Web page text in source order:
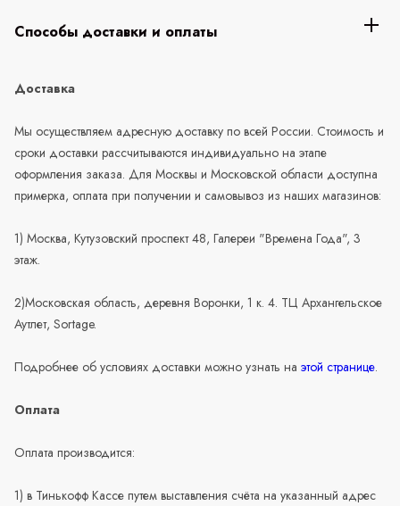
Способы доставки и оплаты
Доставка
Мы осуществляем адресную доставку по всей России. Стоимость и
сроки доставки рассчитываются индивидуально на этапе
оформления заказа. Для Москвы и Московской области доступна
примерка, оплата при получении и самовывоз из наших магазинов:
1) Москва, Кутузовский проспект 48, Галереи "Времена Года", 3
этаж.
2)Московская область, деревня Воронки, 1 к. 4. ТЦ Архангельское
Аутлет, Sortage.
Подробнее об условиях доставки можно узнать на этой странице.
Оплата
Оплата производится:
1) в Тинькофф Кассе путем выставления счёта на указанный адрес